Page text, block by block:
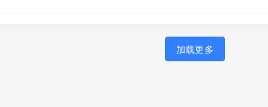
加载更多